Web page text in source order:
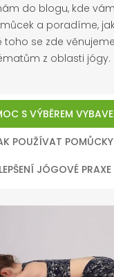
do blogu, kde
a poradíme,
toho se zde
z oblasti jógy.
S VÝBĚREM
POUŽÍVAT POMŮCKY
JÓGOVÉ PRAXE